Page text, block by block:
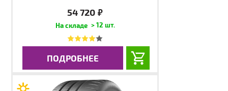
54 720 руб.
> 12 шт.
ПОДРОБНЕЕ